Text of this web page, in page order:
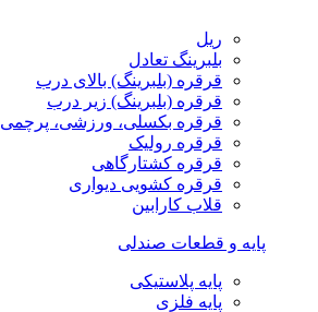
ریل
بلبرینگ تعادل
قرقره (بلبرینگ) بالای درب
قرقره (بلبرینگ) زیر درب
قرقره بکسلی، ورزشی، پرچمی
قرقره رولیک
قرقره کشتارگاهی
قرقره کشویی دیواری
قلاب کارابین
پایه و قطعات صندلی
پایه پلاستیکی
پایه فلزی